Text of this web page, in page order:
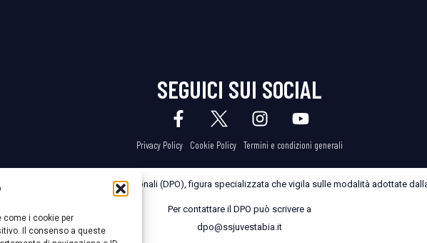
come i cookie per
Il consenso a queste
SEGUICI SUI SOCIAL
Privacy Policy Cookie Policy Termini e condizioni generali
della Protezione dei Dati Personali (DPO), figura specializzata che vigila sulle modalità adottate
Per contattare il DPO può scrivere a
dpo@ssjuvestabia.it